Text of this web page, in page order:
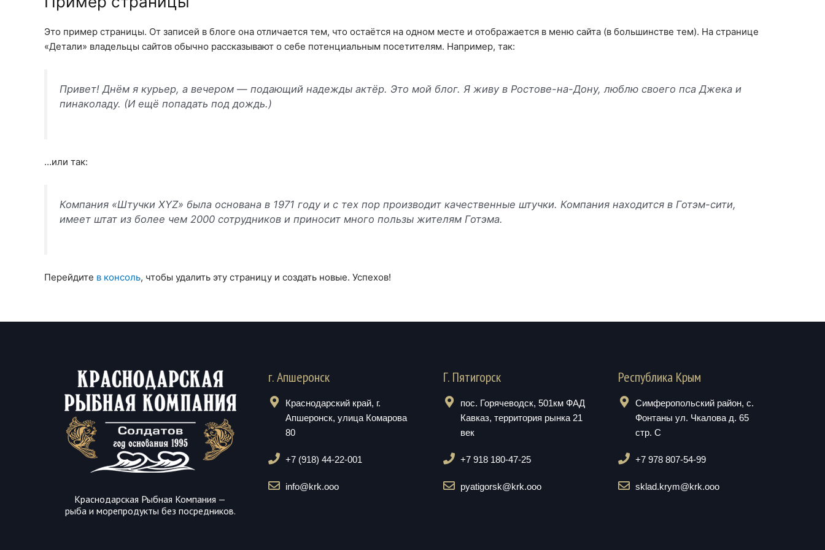
Это пример страницы. От записей в блоге она отличается тем, что остаётся на одном месте и отображается в меню сайта (в большинстве тем). На странице
«Детали» владельцы сайтов обычно рассказывают о себе потенциальным посетителям. Например, так:
Привет! Днём я курьер, а вечером — подающий надежды актёр. Это мой блог. Я живу в Ростове-на-Дону, люблю своего пса Джека и
пинаколаду. (И ещё попадать под дождь.)
…или так:
Компания «Штучки XYZ» была основана в 1971 году и с тех пор производит качественные штучки. Компания находится в Готэм-сити,
имеет штат из более чем 2000 сотрудников и приносит много пользы жителям Готэма.
Перейдите в консоль, чтобы удалить эту страницу и создать новые. Успехов!
Краснодарская Рыбная Компания —
рыба и морепродукты без посредников.
г. Апшеронск
Краснодарский край, г.
Апшеронск, улица Комарова
80
+7 (918) 44-22-001
info@krk.ooo
Г. Пятигорск
пос. Горячеводск, 501км ФАД
Кавказ, территория рынка 21
век
+7 918 180-47-25
pyatigorsk@krk.ooo
Республика Крым
Симферопольский район, с.
Фонтаны ул. Чкалова д. 65
стр. С
+7 978 807-54-99
sklad.krym@krk.ooo